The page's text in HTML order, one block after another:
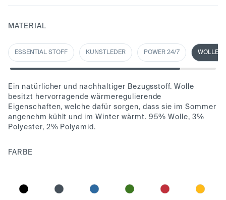
MATERIAL
ESSENTIAL STOFF KUNSTLEDER POWER 24/7 WOLLE
Ein natürlicher und nachhaltiger Bezugsstoff. Wolle
besitzt hervorragende wärmeregulierende
Eigenschaften, welche dafür sorgen, dass sie im Sommer
angenehm kühlt und im Winter wärmt. 95% Wolle, 3%
Polyester, 2% Polyamid.
FARBE